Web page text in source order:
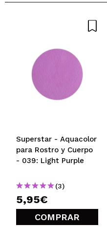
Superstar - Aquacolor
para Rostro y Cuerpo
- 039: Light Purple
(3)
5,95€
COMPRAR